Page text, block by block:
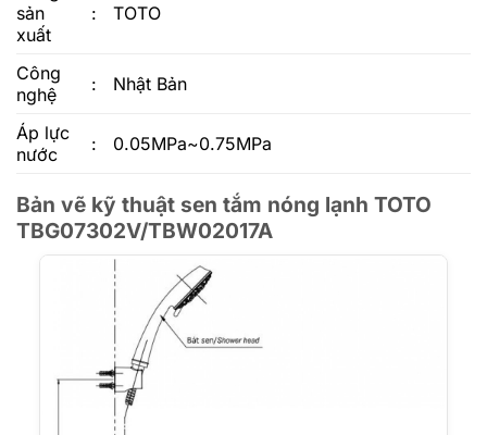
sản
xuất
: TOTO
Công
nghệ
: Nhật Bản
Áp lực
nước
: 0.05MPa~0.75MPa
Bản vẽ kỹ thuật sen tắm nóng lạnh TOTO
TBG07302V/TBW02017A